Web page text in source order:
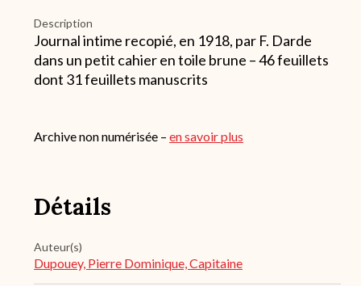
Description
Journal intime recopié, en 1918, par F. Darde
dans un petit cahier en toile brune – 46 feuillets
dont 31 feuillets manuscrits
Archive non numérisée – en savoir plus
Détails
Auteur(s)
Dupouey, Pierre Dominique, Capitaine